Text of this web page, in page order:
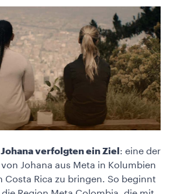
verfolgten ein Ziel : eine der
Johana aus Meta in Kolumbien
Costa Rica zu bringen. So beginnt